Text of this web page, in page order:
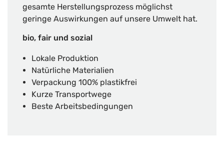
gesamte Herstellungsprozess möglichst
geringe Auswirkungen auf unsere Umwelt hat.
bio, fair und sozial
Lokale Produktion
Natürliche Materialien
Verpackung 100% plastikfrei
Kurze Transportwege
Beste Arbeitsbedingungen